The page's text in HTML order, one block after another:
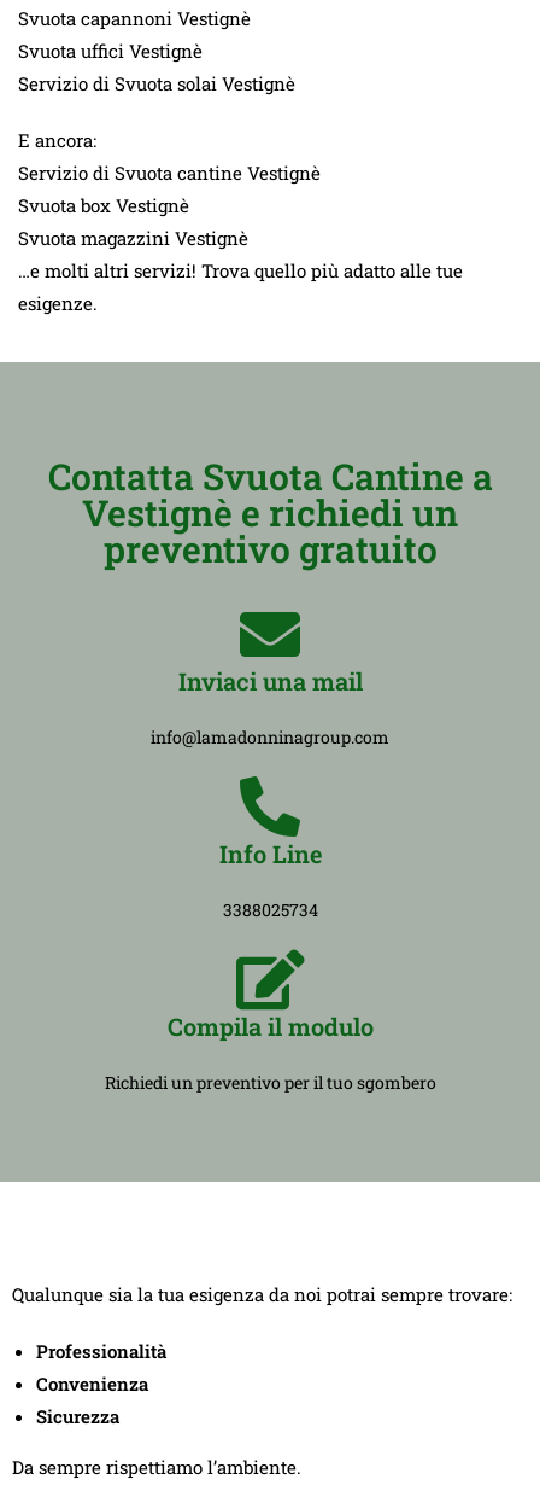
Svuota capannoni Vestignè
Svuota uffici Vestignè
Servizio di Svuota solai Vestignè
E ancora:
Servizio di Svuota cantine Vestignè
Svuota box Vestignè
Svuota magazzini Vestignè
…e molti altri servizi! Trova quello più adatto alle tue
esigenze.
Contatta Svuota Cantine a
Vestignè e richiedi un
preventivo gratuito
Inviaci una mail
info@lamadonninagroup.com
Info Line
3388025734
Compila il modulo
Richiedi un preventivo per il tuo sgombero
Qualunque sia la tua esigenza da noi potrai sempre trovare:
Professionalità
Convenienza
Sicurezza
Da sempre rispettiamo l’ambiente.